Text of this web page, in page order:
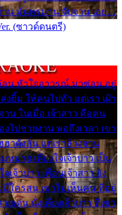
าน มันทรมาน จับจาน เอย…
(ซาวด์ดนตรี)
อน หัวใจอาวรณ์ มาซ่อน อยู่
งยิ้ม ให้คนไปทั่ว แต่เรา เฝ้า
าน ในเมื่อ เจ้าสาว คือคน
ไปช่วยงาน พอถึงเวลา เขา
าดังลั่น แต่เราล้างจาน
มาย เคียงใจเจ้าบ่าว เป็น
จ้าบ่าว เพื่อนเจ้าสาว ยัง
ใครสน เขาไม่เห็นคน ที่อยู่
ยเด่น นั่งเคียงเจ้าบ่าว ที่เขา